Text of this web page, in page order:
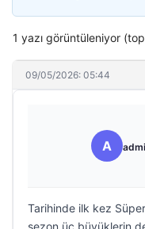
1 yazı görüntüleniyor
09/05/2026: 05:44
A
Tarihinde ilk kez
sezon üç büyüklerin